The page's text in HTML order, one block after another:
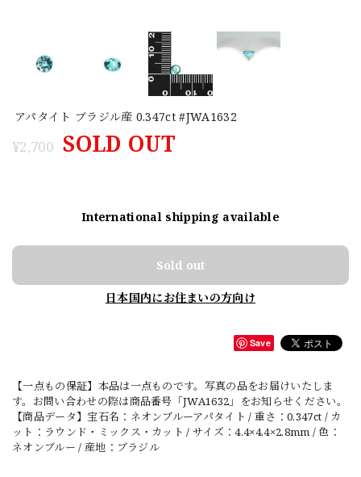
アパタイト ブラジル産 0.347ct #JWA1632
¥2,700 SOLD OUT
International shipping available
Sold out
日本国内にお住まいの方向け
Save
【一点もの保証】本品は一点ものです。写真の品をお届けいたしま
す。お問い合わせの際は商品番号「JWA1632」をお知らせください。
【商品データ】宝石名：ネオンブルーアパタイト / 重さ：0.347ct / カ
ット：ラウンド・ミックス・カット / サイズ：4.4×4.4×2.8mm / 色：
ネオンブルー / 産地：ブラジル